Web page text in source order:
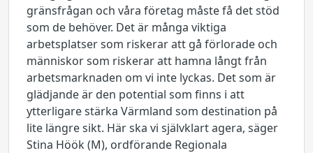
gränsfrågan och våra företag måste få det stöd
som de behöver. Det är många viktiga
arbetsplatser som riskerar att gå förlorade och
människor som riskerar att hamna långt från
arbetsmarknaden om vi inte lyckas. Det som är
glädjande är den potential som finns i att
ytterligare stärka Värmland som destination på
lite längre sikt. Här ska vi självklart agera, säger
Stina Höök (M), ordförande Regionala